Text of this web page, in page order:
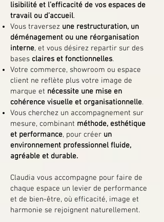
lisibilité et l’efficacité de vos espaces de
travail ou d’accueil.
Vous traversez une restructuration, un
déménagement ou une réorganisation
interne, et vous désirez repartir sur des
bases claires et fonctionnelles.
Votre commerce, showroom ou espace
client ne reflète plus votre image de
marque et nécessite une mise en
cohérence visuelle et organisationnelle.
Vous cherchez un accompagnement sur
mesure, combinant méthode, esthétique
et performance, pour créer un
environnement professionnel fluide,
agréable et durable.
Claudia vous accompagne pour faire de
chaque espace un levier de performance
et de bien-être, où efficacité, image et
harmonie se rejoignent naturellement.